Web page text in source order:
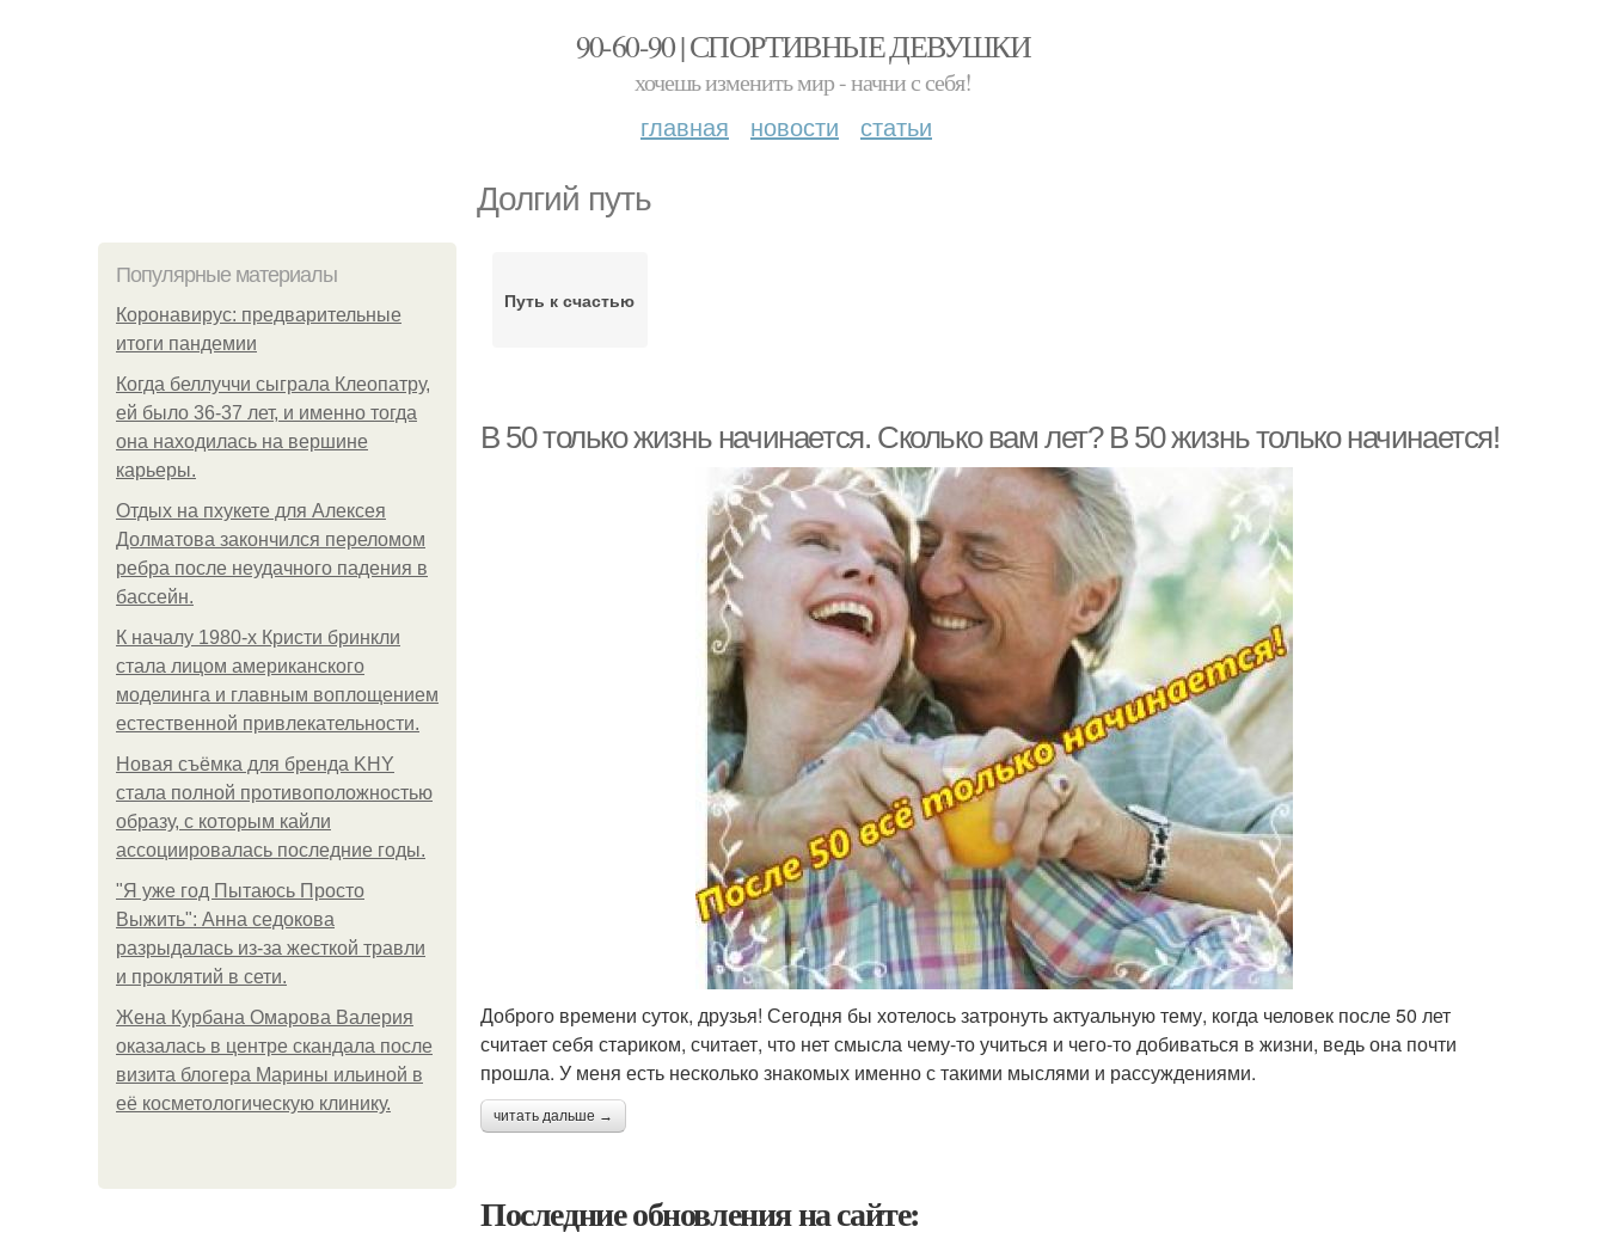
90-60-90 | СПОРТИВНЫЕ ДЕВУШКИ
хочешь изменить мир - начни с себя!
главная новости статьи
Долгий путь
Популярные материалы
Коронавирус: предварительные
итоги пандемии
Когда беллуччи сыграла Клеопатру,
ей было 36-37 лет, и именно тогда
она находилась на вершине
карьеры.
Отдых на пхукете для Алексея
Долматова закончился переломом
ребра после неудачного падения в
бассейн.
К началу 1980-х Кристи бринкли
стала лицом американского
моделинга и главным воплощением
естественной привлекательности.
Новая съёмка для бренда KHY
стала полной противоположностью
образу, с которым кайли
ассоциировалась последние годы.
"Я уже год Пытаюсь Просто
Выжить": Анна седокова
разрыдалась из-за жесткой травли
и проклятий в сети.
Жена Курбана Омарова Валерия
оказалась в центре скандала после
визита блогера Марины ильиной в
её косметологическую клинику.
Путь к счастью
В 50 только жизнь начинается. Сколько вам лет? В 50 жизнь только начинается!
Доброго времени суток, друзья! Сегодня бы хотелось затронуть актуальную тему, когда человек после 50 лет
считает себя стариком, считает, что нет смысла чему-то учиться и чего-то добиваться в жизни, ведь она почти
прошла. У меня есть несколько знакомых именно с такими мыслями и рассуждениями.
читать дальше →
Последние обновления на сайте: